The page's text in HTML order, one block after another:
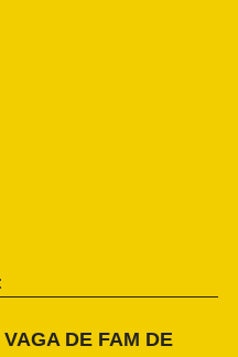
DE FAM DE